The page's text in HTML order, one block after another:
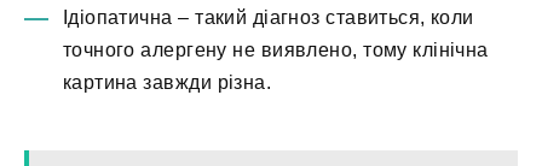
Ідіопатична – такий діагноз ставиться, коли
точного алергену не виявлено, тому клінічна
картина завжди різна.